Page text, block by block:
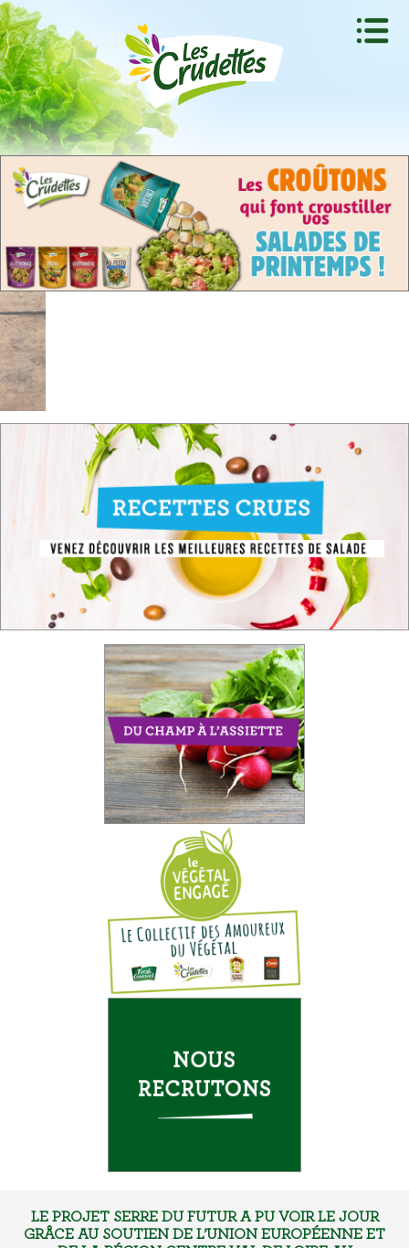
LE PROJET SERRE DU FUTUR A PU VOIR LE JOUR
GRÂCE AU SOUTIEN DE L’UNION EUROPÉENNE ET